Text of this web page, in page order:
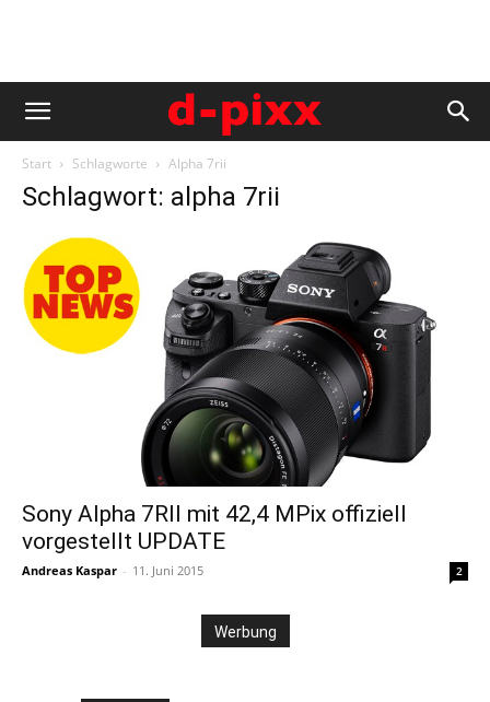
Start Schlagworte Alpha 7rii
Schlagwort: alpha 7rii
Sony Alpha 7RII mit 42,4 MPix offiziell
vorgestellt UPDATE
Andreas Kaspar - 11. Juni 2015 2
Werbung